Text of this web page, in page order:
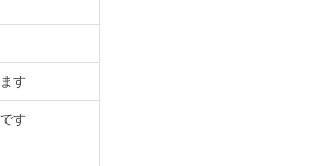
す
す